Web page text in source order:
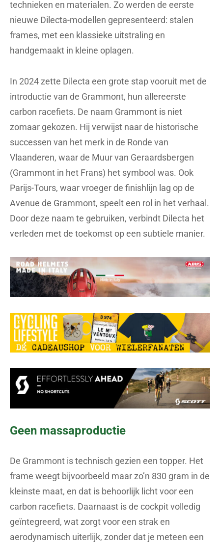
technieken en materialen. Zo werden de eerste
nieuwe Dilecta-modellen gepresenteerd: stalen
frames, met een klassieke uitstraling en
handgemaakt in kleine oplagen.
In 2024 zette Dilecta een grote stap vooruit met de
introductie van de Grammont, hun allereerste
carbon racefiets. De naam Grammont is niet
zomaar gekozen. Hij verwijst naar de historische
successen van het merk in de Ronde van
Vlaanderen, waar de Muur van Geraardsbergen
(Grammont in het Frans) het symbool was. Ook
Parijs-Tours, waar vroeger de finishlijn lag op de
Avenue de Grammont, speelt een rol in het verhaal.
Door deze naam te gebruiken, verbindt Dilecta het
verleden met de toekomst op een subtiele manier.
Geen massaproductie
De Grammont is technisch gezien een topper. Het
frame weegt bijvoorbeeld maar zo’n 830 gram in de
kleinste maat, en dat is behoorlijk licht voor een
carbon racefiets. Daarnaast is de cockpit volledig
geïntegreerd, wat zorgt voor een strak en
aerodynamisch uiterlijk, zonder dat je meteen een